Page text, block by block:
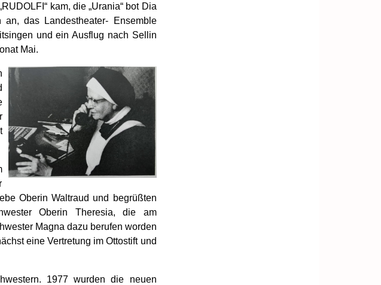
kam, die „Urania“ bot Dia
das Landestheater- Ensemble
und ein Ausflug nach Sellin
Mai.
Oberin Waltraud und begrüßten
Oberin Theresia, die am
Magna dazu berufen worden
eine Vertretung im Ottostift und
1977 wurden die neuen